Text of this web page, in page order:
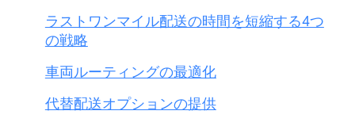
ラストワンマイル配送の時間を短縮する4つ
の戦略
車両ルーティングの最適化
代替配送オプションの提供